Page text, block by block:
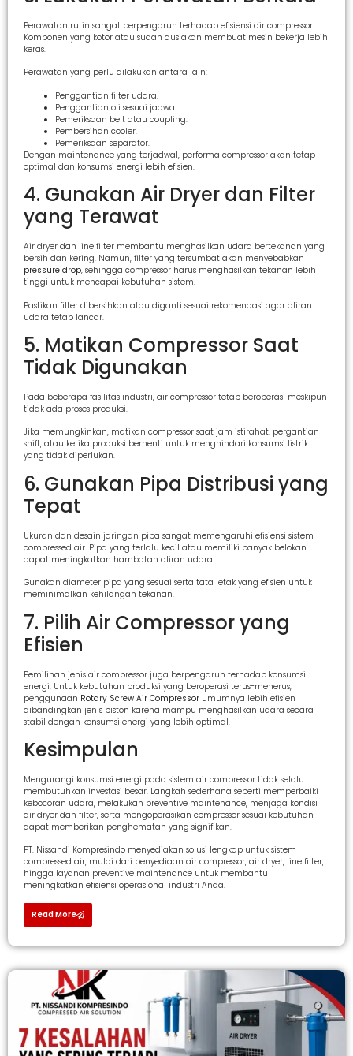
Perawatan rutin sangat berpengaruh terhadap efisiensi air compressor.
Komponen yang kotor atau sudah aus akan membuat mesin bekerja lebih
keras.
Perawatan yang perlu dilakukan antara lain:
Penggantian filter udara.
Penggantian oli sesuai jadwal.
Pemeriksaan belt atau coupling.
Pembersihan cooler.
Pemeriksaan separator.
Dengan maintenance yang terjadwal, performa compressor akan tetap
optimal dan konsumsi energi lebih efisien.
4. Gunakan Air Dryer dan Filter
yang Terawat
Air dryer dan line filter membantu menghasilkan udara bertekanan yang
bersih dan kering. Namun, filter yang tersumbat akan menyebabkan
pressure drop, sehingga compressor harus menghasilkan tekanan lebih
tinggi untuk mencapai kebutuhan sistem.
Pastikan filter dibersihkan atau diganti sesuai rekomendasi agar aliran
udara tetap lancar.
5. Matikan Compressor Saat
Tidak Digunakan
Pada beberapa fasilitas industri, air compressor tetap beroperasi meskipun
tidak ada proses produksi.
Jika memungkinkan, matikan compressor saat jam istirahat, pergantian
shift, atau ketika produksi berhenti untuk menghindari konsumsi listrik
yang tidak diperlukan.
6. Gunakan Pipa Distribusi yang
Tepat
Ukuran dan desain jaringan pipa sangat memengaruhi efisiensi sistem
compressed air. Pipa yang terlalu kecil atau memiliki banyak belokan
dapat meningkatkan hambatan aliran udara.
Gunakan diameter pipa yang sesuai serta tata letak yang efisien untuk
meminimalkan kehilangan tekanan.
7. Pilih Air Compressor yang
Efisien
Pemilihan jenis air compressor juga berpengaruh terhadap konsumsi
energi. Untuk kebutuhan produksi yang beroperasi terus-menerus,
penggunaan Rotary Screw Air Compressor umumnya lebih efisien
dibandingkan jenis piston karena mampu menghasilkan udara secara
stabil dengan konsumsi energi yang lebih optimal.
Kesimpulan
Mengurangi konsumsi energi pada sistem air compressor tidak selalu
membutuhkan investasi besar. Langkah sederhana seperti memperbaiki
kebocoran udara, melakukan preventive maintenance, menjaga kondisi
air dryer dan filter, serta mengoperasikan compressor sesuai kebutuhan
dapat memberikan penghematan yang signifikan.
PT. Nissandi Kompresindo menyediakan solusi lengkap untuk sistem
compressed air, mulai dari penyediaan air compressor, air dryer, line filter,
hingga layanan preventive maintenance untuk membantu
meningkatkan efisiensi operasional industri Anda.
Read More